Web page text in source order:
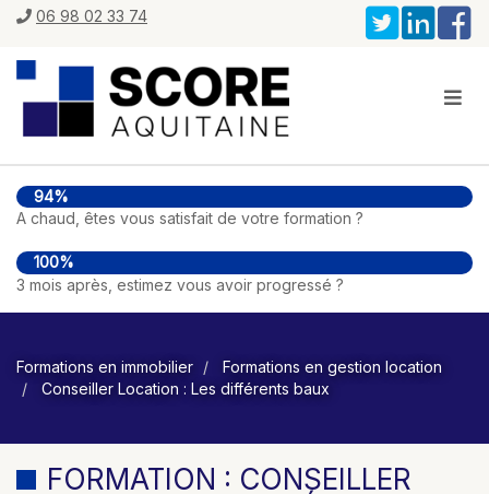
06 98 02 33 74
94%
A chaud, êtes vous satisfait de votre formation ?
100%
3 mois après, estimez vous avoir progressé ?
Formations en immobilier
Formations en gestion location
Conseiller Location : Les différents baux
FORMATION : CONSEILLER